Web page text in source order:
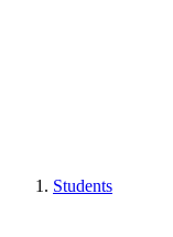
Students